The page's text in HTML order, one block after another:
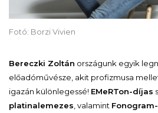
Fotó: Borzi Vivien
Bereczki Zoltán országunk egyik
előadóművésze, akit profizmusa
igazán különlegessé! EMeRTon-díjas
platinalemezes , valamint